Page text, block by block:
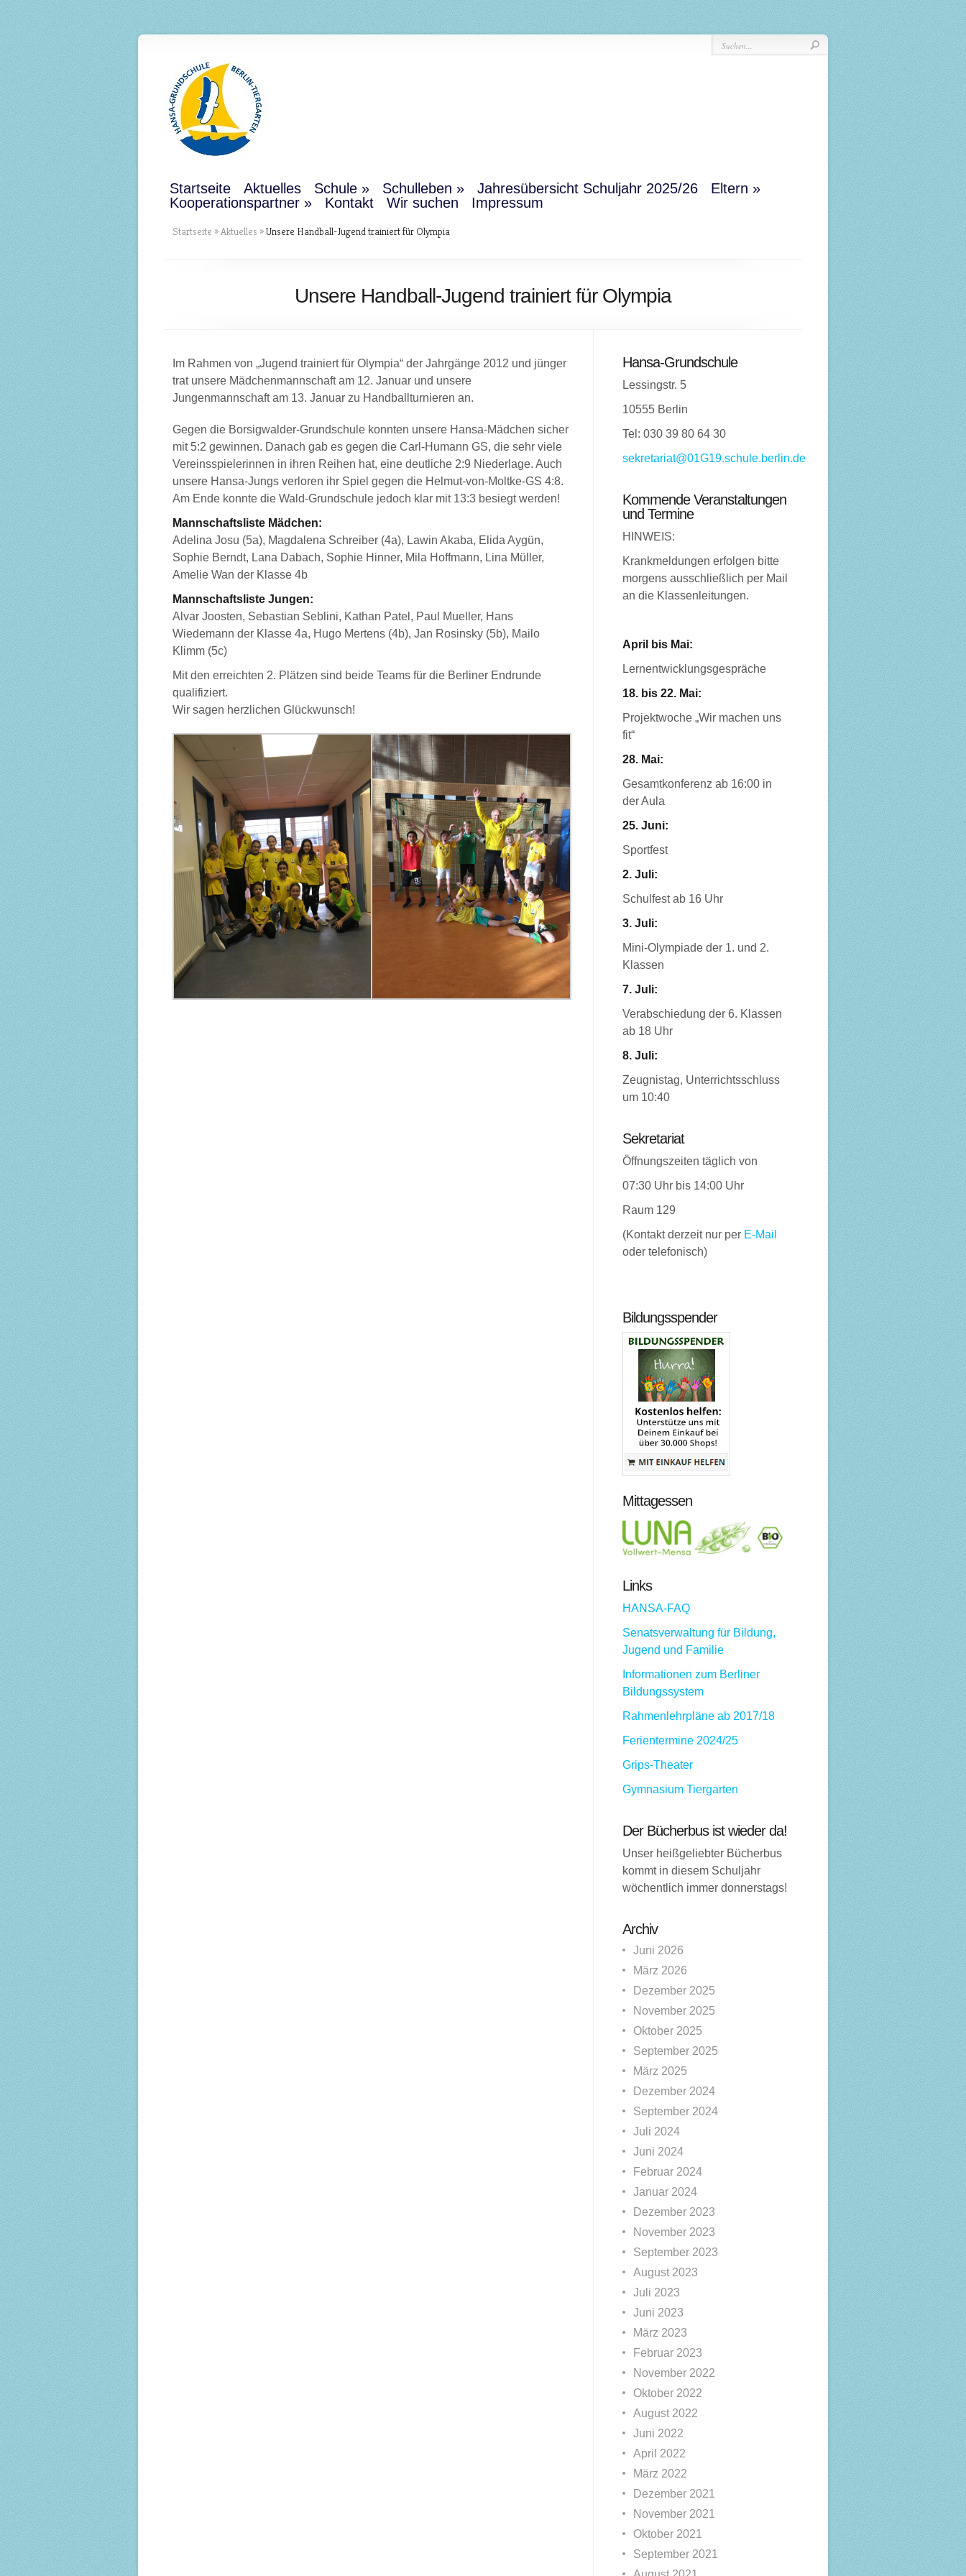
Startseite Aktuelles Schule Schulleben Jahresübersicht Schuljahr 2025/26
Eltern
Kooperationspartner
Kontakt Wir suchen Impressum
Startseite »Aktuelles »Unsere Handball-Jugend trainiert für Olympia
Unsere Handball-Jugend trainiert für Olympia
Im Rahmen von „Jugend trainiert für Olympia“ der Jahrgänge 2012 und jünger
trat unsere Mädchenmannschaft am 12. Januar und unsere
Jungenmannschaft am 13. Januar zu Handballturnieren an.
Gegen die Borsigwalder-Grundschule konnten unsere Hansa-Mädchen sicher
mit 5:2 gewinnen. Danach gab es gegen die Carl-Humann GS, die sehr viele
Vereinsspielerinnen in ihren Reihen hat, eine deutliche 2:9 Niederlage. Auch
unsere Hansa-Jungs verloren ihr Spiel gegen die Helmut-von-Moltke-GS 4:8.
Am Ende konnte die Wald-Grundschule jedoch klar mit 13:3 besiegt werden!
Mannschaftsliste Mädchen:
Adelina Josu (5a), Magdalena Schreiber (4a), Lawin Akaba, Elida Aygün,
Sophie Berndt, Lana Dabach, Sophie Hinner, Mila Hoffmann, Lina Müller,
Amelie Wan der Klasse 4b
Mannschaftsliste Jungen:
Alvar Joosten, Sebastian Seblini, Kathan Patel, Paul Mueller, Hans
Wiedemann der Klasse 4a, Hugo Mertens (4b), Jan Rosinsky (5b), Mailo
Klimm (5c)
Mit den erreichten 2. Plätzen sind beide Teams für die Berliner Endrunde
qualifiziert.
Wir sagen herzlichen Glückwunsch!
Hansa-Grundschule
Lessingstr. 5
10555 Berlin
Tel: 030 39 80 64 30
sekretariat@01G19.schule.berlin.de
Kommende Veranstaltungen
und Termine
HINWEIS:
Krankmeldungen erfolgen bitte
morgens ausschließlich per Mail
an die Klassenleitungen.
April bis Mai:
Lernentwicklungsgespräche
18. bis 22. Mai:
Projektwoche „Wir machen uns
fit“
28. Mai:
Gesamtkonferenz ab 16:00 in
der Aula
25. Juni:
Sportfest
2. Juli:
Schulfest ab 16 Uhr
3. Juli:
Mini-Olympiade der 1. und 2.
Klassen
7. Juli:
Verabschiedung der 6. Klassen
ab 18 Uhr
8. Juli:
Zeugnistag, Unterrichtsschluss
um 10:40
Sekretariat
Öffnungszeiten täglich von
07:30 Uhr bis 14:00 Uhr
Raum 129
(Kontakt derzeit nur per E-Mail
oder telefonisch)
Bildungsspender
Mittagessen
Links
HANSA-FAQ
Senatsverwaltung für Bildung,
Jugend und Familie
Informationen zum Berliner
Bildungssystem
Rahmenlehrpläne ab 2017/18
Ferientermine 2024/25
Grips-Theater
Gymnasium Tiergarten
Der Bücherbus ist wieder da!
Unser heißgeliebter Bücherbus
kommt in diesem Schuljahr
wöchentlich immer donnerstags!
Archiv
Juni 2026
März 2026
Dezember 2025
November 2025
Oktober 2025
September 2025
März 2025
Dezember 2024
September 2024
Juli 2024
Juni 2024
Februar 2024
Januar 2024
Dezember 2023
November 2023
September 2023
August 2023
Juli 2023
Juni 2023
März 2023
Februar 2023
November 2022
Oktober 2022
August 2022
Juni 2022
April 2022
März 2022
Dezember 2021
November 2021
Oktober 2021
September 2021